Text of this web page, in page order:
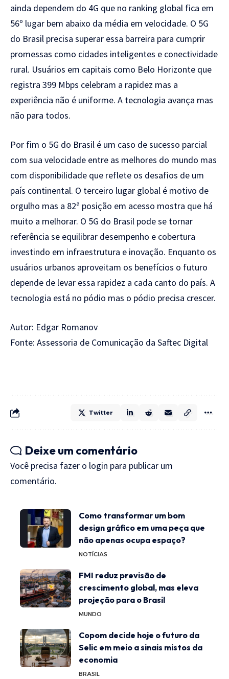
ainda dependem do 4G que no ranking global fica em
56º lugar bem abaixo da média em velocidade. O 5G
do Brasil precisa superar essa barreira para cumprir
promessas como cidades inteligentes e conectividade
rural. Usuários em capitais como Belo Horizonte que
registra 399 Mbps celebram a rapidez mas a
experiência não é uniforme. A tecnologia avança mas
não para todos.
Por fim o 5G do Brasil é um caso de sucesso parcial
com sua velocidade entre as melhores do mundo mas
com disponibilidade que reflete os desafios de um
país continental. O terceiro lugar global é motivo de
orgulho mas a 82ª posição em acesso mostra que há
muito a melhorar. O 5G do Brasil pode se tornar
referência se equilibrar desempenho e cobertura
investindo em infraestrutura e inovação. Enquanto os
usuários urbanos aproveitam os benefícios o futuro
depende de levar essa rapidez a cada canto do país. A
tecnologia está no pódio mas o pódio precisa crescer.
Autor: Edgar Romanov
Fonte: Assessoria de Comunicação da Saftec Digital
Twitter
Deixe um comentário
Você precisa fazer o login para publicar um
comentário.
Como transformar um bom
design gráfico em uma peça que
não apenas ocupa espaço?
NOTÍCIAS
FMI reduz previsão de
crescimento global, mas eleva
projeção para o Brasil
MUNDO
Copom decide hoje o futuro da
Selic em meio a sinais mistos da
economia
BRASIL